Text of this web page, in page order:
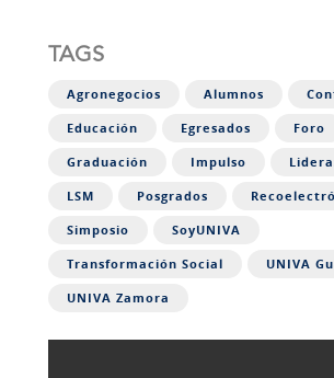
TAGS
Agronegocios Alumnos
Educación Egresados Foro
Graduación Impulso
LSM Posgrados
Simposio SoyUNIVA
Transformación Social UNIVA
UNIVA Zamora